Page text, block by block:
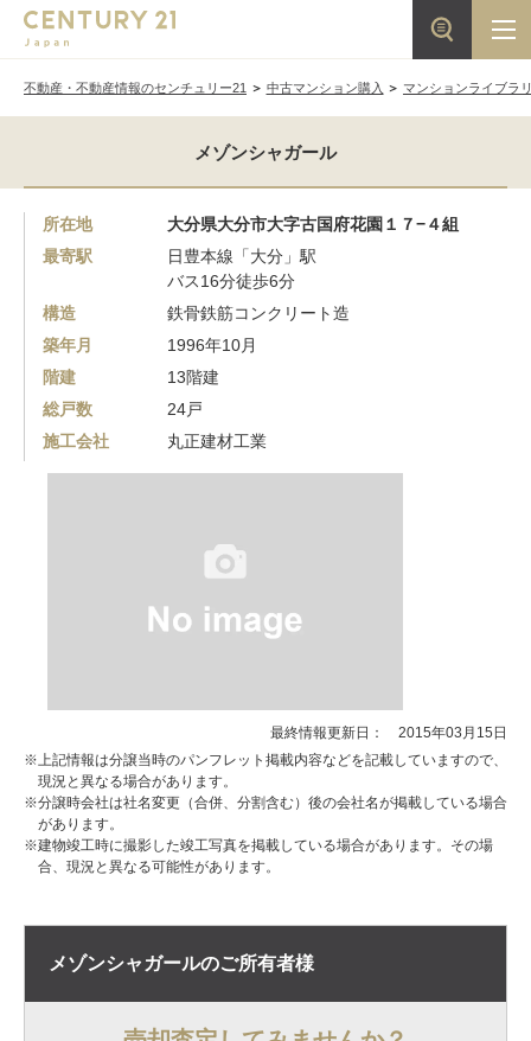
不動産・不動産情報のセンチュリー21 中古マンション購入 マンションライブラ
メゾンシャガール
所在地
大分県大分市大字古国府花園１７−４組
最寄駅
日豊本線「大分」駅
バス16分徒歩6分
構造
鉄骨鉄筋コンクリート造
築年月
1996年10月
階建
13階建
総戸数
24戸
施工会社
丸正建材工業
最終情報更新日： 2015年03月15日
※上記情報は分譲当時のパンフレット掲載内容などを記載していますので、
現況と異なる場合があります。
※分譲時会社は社名変更（合併、分割含む）後の会社名が掲載している場合
があります。
※建物竣工時に撮影した竣工写真を掲載している場合があります。その場
合、現況と異なる可能性があります。
メゾンシャガールのご所有者様